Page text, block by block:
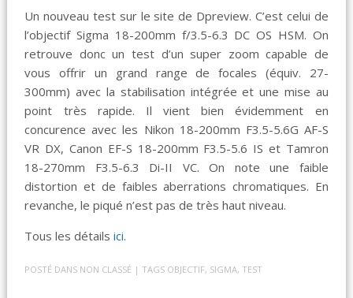
Un nouveau test sur le site de Dpreview. C’est celui de
l’objectif Sigma 18-200mm f/3.5-6.3 DC OS HSM. On
retrouve donc un test d’un super zoom capable de
vous offrir un grand range de focales (équiv. 27-
300mm) avec la stabilisation intégrée et une mise au
point très rapide. Il vient bien évidemment en
concurence avec les Nikon 18-200mm F3.5-5.6G AF-S
VR DX, Canon EF-S 18-200mm F3.5-5.6 IS et Tamron
18-270mm F3.5-6.3 Di-II VC. On note une faible
distortion et de faibles aberrations chromatiques. En
revanche, le piqué n’est pas de très haut niveau.
Tous les détailsici.
POSTÉ DANS NON CLASSÉ | TAGS OBJECTIF, SIGMA, TEST